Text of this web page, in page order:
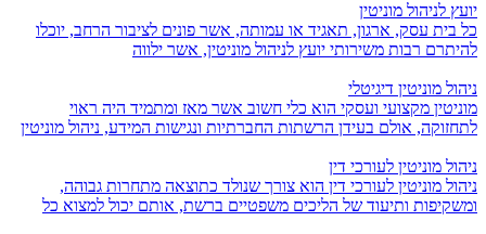
יועץ לניהול מוניטין
כל בית עסק, ארגון, תאגיד או עמותה, אשר פונים לציבור הרחב, יוכלו
להיתרם רבות משירותי יועץ לניהול מוניטין, אשר ילווה
ניהול מוניטין דיגיטלי
מוניטין מקצועי ועסקי הוא כלי חשוב אשר מאז ומתמיד היה ראוי
לתחזוקה, אולם בעידן הרשתות החברתיות ונגישות המידע, ניהול מוניטין
ניהול מוניטין לעורכי דין
ניהול מוניטין לעורכי דין הוא צורך שנולד כתוצאה מתחרות גבוהה,
ומשקיפות ותיעוד של הליכים משפטיים ברשת, אותם יכול למצוא כל